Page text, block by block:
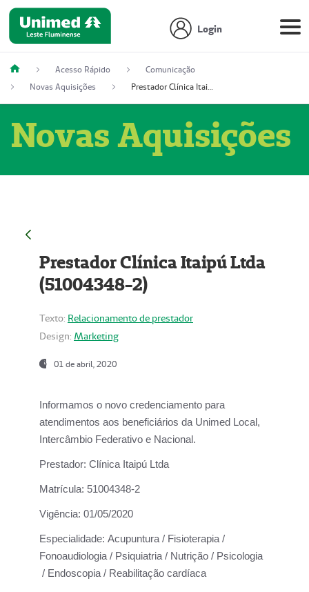
Login
Acesso Rápido
Comunicação
Novas Aquisições
Prestador Clínica Itaipú Ltda (51004348-2)
Novas Aquisições
Prestador Clínica Itaipú Ltda
(51004348-2)
Texto: Relacionamento de prestador
Design: Marketing
01 de abril, 2020
Informamos o novo credenciamento para
atendimentos aos beneficiários da Unimed Local,
Intercâmbio Federativo e Nacional.
Prestador: Clínica Itaipú Ltda
Matrícula: 51004348-2
Vigência: 01/05/2020
Especialidade: Acupuntura / Fisioterapia /
Fonoaudiologia / Psiquiatria / Nutrição / Psicologia
/ Endoscopia / Reabilitação cardíaca